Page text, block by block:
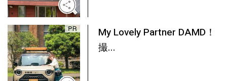
My Lovely Partner DAMD！
撮...